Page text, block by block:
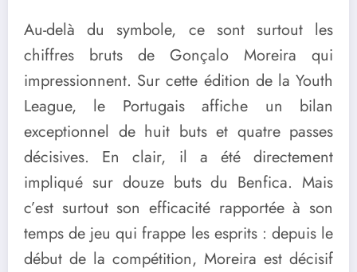
Au-delà du symbole, ce sont surtout les
chiffres bruts de Gonçalo Moreira qui
impressionnent. Sur cette édition de la Youth
League, le Portugais affiche un bilan
exceptionnel de huit buts et quatre passes
décisives. En clair, il a été directement
impliqué sur douze buts du Benfica. Mais
c’est surtout son efficacité rapportée à son
temps de jeu qui frappe les esprits : depuis le
début de la compétition, Moreira est décisif